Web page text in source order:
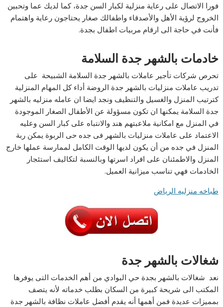
فورا الاتصال على رعاية منزلية لكبار السن جدة، كما لديك عما وتحبين
الخروج لرؤية الأهل والأصدقاء واطفالك صغار يحتاجون رعاية واهتمام
فأنت في حاجة الى ارقام مربيات اطفال بجدة.
خادمات بالشهر جدة السلامة
تحرص شركات تأجير عاملات بالشهر جدة السلامة الشبيحة على
تدريب عاملات منزليات بالشهر جدة الروضة أداء كل المهام المنزلية
كترتيب المنزل والغسيل والتنظيف ونجد ايضا ان عامله منزليه بالشهر
جدة السلامة يمكنها ان تكون مسؤولة عن الأطفال الصغار الموجودة
في المنزل مع امكانية ملاعبتهم هند والانتباه على كبار السن وعليه
الاعتماد على عاملات منزليات بالشهر فى جده حى الربوة يمكن ربة
المنزل في جده من أن يكون لديها الوقت الكامل لممارسة عملها خارج
المنزل والاطمئنان على افراد اسرتها وبالنسبة لتكاليف استئجار
الخادمات فهي تناسب ميزانية العميل.
طباخه منزليه الرياض
شغالات بالشهر جدة
نعد شغالات بالشهر بجدة حي البوادي من أهم الخدمات التى يوفرها
المكتب الى شريحة كبيرة من السكان بطلب خدماته لأنه يتصف
بمميزات عديدة فمن أهمها أنه يقدم أفضل عاملات نظافة بالشهر جدة